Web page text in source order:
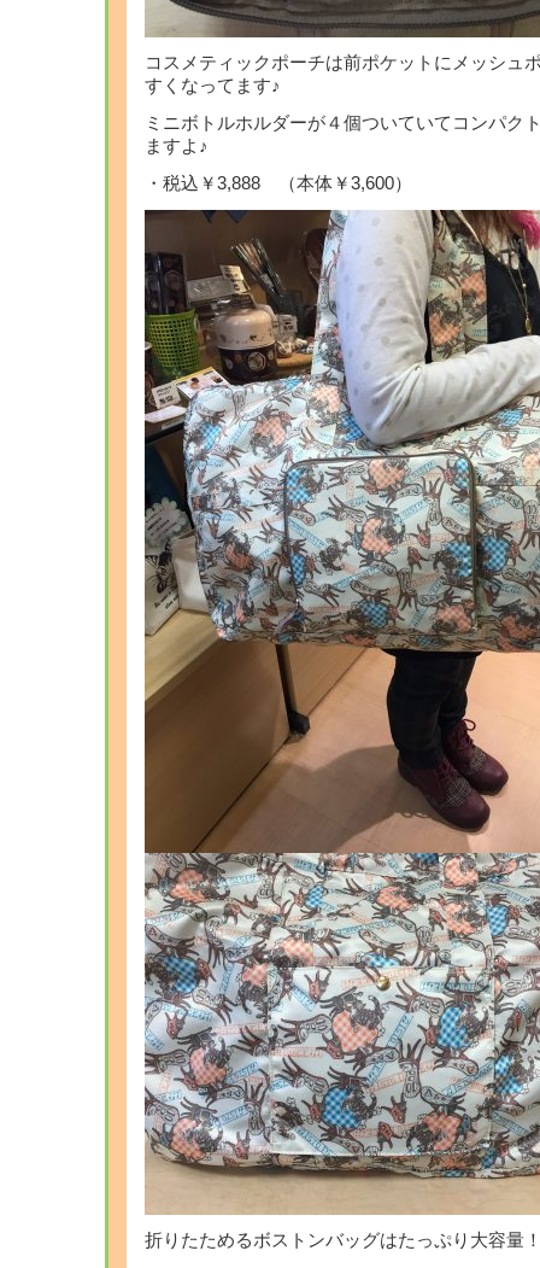
コスメティックポーチは前ポケットにメッシュ
すくなってます♪
ミニボトルホルダーが４個ついていてコンパク
ますよ♪
・税込￥3,888 （本体￥3,600）
折りたためるボストンバッグはたっぷり大容量